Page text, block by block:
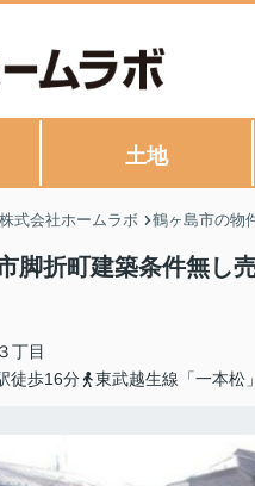
土地
式会社ホームラボ 鶴ヶ島市の物
脚折町建築条件無し
３丁目
徒歩16分
東武越生線「一本松